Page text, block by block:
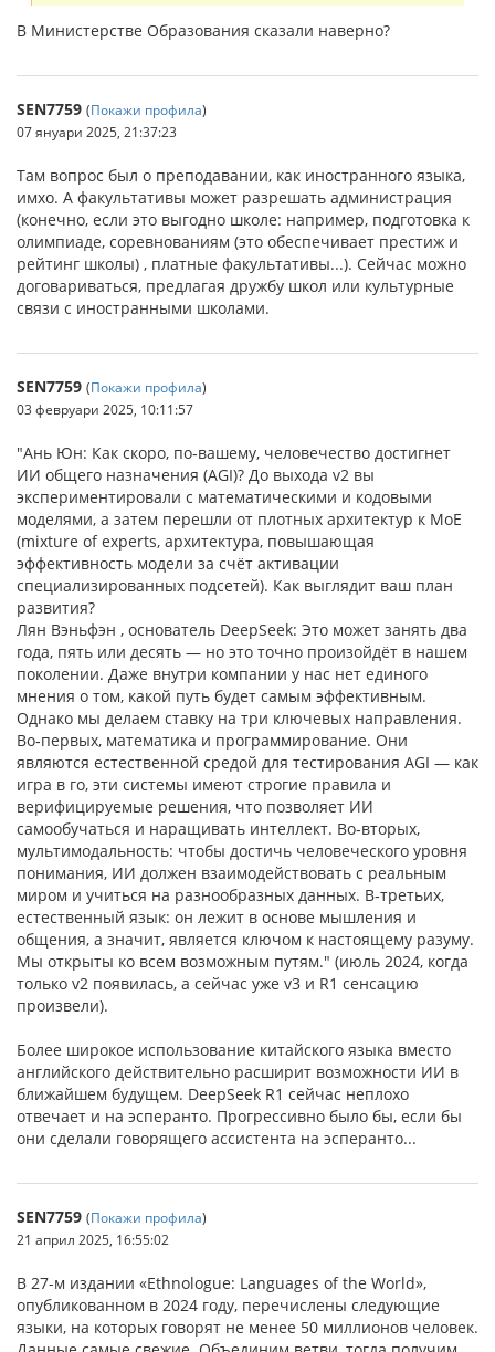
В Министерстве Образования сказали наверно?
SEN7759 (Покажи профила)
07 януари 2025, 21:37:23
Там вопрос был о преподавании, как иностранного языка,
имхо. А факультативы может разрешать администрация
(конечно, если это выгодно школе: например, подготовка к
олимпиаде, соревнованиям (это обеспечивает престиж и
рейтинг школы) , платные факультативы...). Сейчас можно
договариваться, предлагая дружбу школ или культурные
связи с иностранными школами.
SEN7759 (Покажи профила)
03 февруари 2025, 10:11:57
"Ань Юн: Как скоро, по‑вашему, человечество достигнет
ИИ общего назначения (AGI)? До выхода v2 вы
экспериментировали с математическими и кодовыми
моделями, а затем перешли от плотных архитектур к MoE
(mixture of experts, архитектура, повышающая
эффективность модели за счёт активации
специализированных подсетей). Как выглядит ваш план
развития?
Лян Вэньфэн , основатель DeepSeek: Это может занять два
года, пять или десять — но это точно произойдёт в нашем
поколении. Даже внутри компании у нас нет единого
мнения о том, какой путь будет самым эффективным.
Однако мы делаем ставку на три ключевых направления.
Во‑первых, математика и программирование. Они
являются естественной средой для тестирования AGI — как
игра в го, эти системы имеют строгие правила и
верифицируемые решения, что позволяет ИИ
самообучаться и наращивать интеллект. Во‑вторых,
мультимодальность: чтобы достичь человеческого уровня
понимания, ИИ должен взаимодействовать с реальным
миром и учиться на разнообразных данных. В‑третьих,
естественный язык: он лежит в основе мышления и
общения, а значит, является ключом к настоящему разуму.
Мы открыты ко всем возможным путям." (июль 2024, когда
только v2 появилась, а сейчас уже v3 и R1 сенсацию
произвели).
Более широкое использование китайского языка вместо
английского действительно расширит возможности ИИ в
ближайшем будущем. DeepSeek R1 сейчас неплохо
отвечает и на эсперанто. Прогрессивно было бы, если бы
они сделали говорящего ассистента на эсперанто...
SEN7759 (Покажи профила)
21 април 2025, 16:55:02
В 27-м издании «Ethnologue: Languages of the World»,
опубликованном в 2024 году, перечислены следующие
языки, на которых говорят не менее 50 миллионов человек.